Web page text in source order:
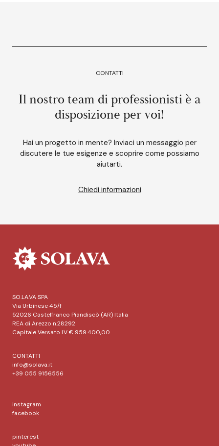
CONTATTI
Il nostro team di professionisti è a
disposizione per voi!
Hai un progetto in mente? Inviaci un messaggio per
discutere le tue esigenze e scoprire come possiamo
aiutarti.
Chiedi informazioni
SO.LA.VA SPA
Via Urbinese 45/f
52026 Castelfranco Piandiscò (AR) Italia
REA di Arezzo n.28292
Capitale Versato I.V € 959.400,00
CONTATTI
info@solava.it
+39 055 9156556
instagram
facebook
pinterest